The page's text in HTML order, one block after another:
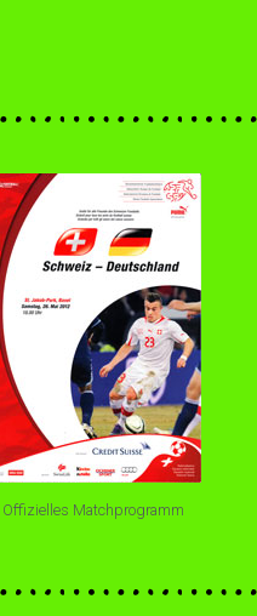
Offizielles Matchprogramm